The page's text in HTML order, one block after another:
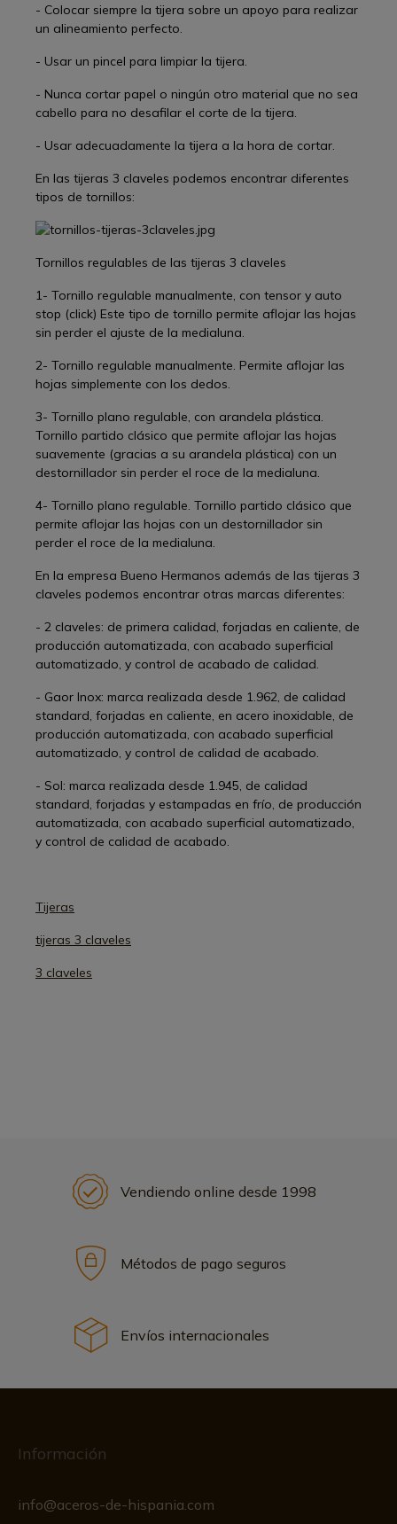
- Colocar siempre la tijera sobre un apoyo para realizar
un alineamiento perfecto.
- Usar un pincel para limpiar la tijera.
- Nunca cortar papel o ningún otro material que no sea
cabello para no desafilar el corte de la tijera.
- Usar adecuadamente la tijera a la hora de cortar.
En las tijeras 3 claveles podemos encontrar diferentes
tipos de tornillos:
Tornillos regulables de las tijeras 3 claveles
1- Tornillo regulable manualmente, con tensor y auto
stop (click) Este tipo de tornillo permite aflojar las hojas
sin perder el ajuste de la medialuna.
2- Tornillo regulable manualmente. Permite aflojar las
hojas simplemente con los dedos.
3- Tornillo plano regulable, con arandela plástica.
Tornillo partido clásico que permite aflojar las hojas
suavemente (gracias a su arandela plástica) con un
destornillador sin perder el roce de la medialuna.
4- Tornillo plano regulable. Tornillo partido clásico que
permite aflojar las hojas con un destornillador sin
perder el roce de la medialuna.
En la empresa Bueno Hermanos además de las tijeras 3
claveles podemos encontrar otras marcas diferentes:
- 2 claveles: de primera calidad, forjadas en caliente, de
producción automatizada, con acabado superficial
automatizado, y control de acabado de calidad.
- Gaor Inox: marca realizada desde 1.962, de calidad
standard, forjadas en caliente, en acero inoxidable, de
producción automatizada, con acabado superficial
automatizado, y control de calidad de acabado.
- Sol: marca realizada desde 1.945, de calidad
standard, forjadas y estampadas en frío, de producción
automatizada, con acabado superficial automatizado,
y control de calidad de acabado.
Tijeras
tijeras 3 claveles
3 claveles
Vendiendo online desde 1998
Métodos de pago seguros
Envíos internacionales
Información
info@aceros-de-hispania.com